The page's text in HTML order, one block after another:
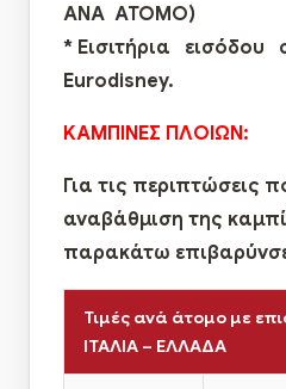
ΑΝΑ ΑΤΟΜΟ)
* Εισιτήρια
Εurodisney.
KAMΠΙΝΕΣ ΠΛΟΙΩΝ:
Για τις περιπτώσεις
αναβάθμιση της
παρακάτω
Τιμές ανά άτομο με
ΙΤΑΛΙΑ – ΕΛΛΑΔΑ